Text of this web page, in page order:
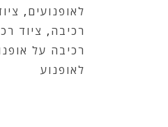
לאופנועים,
רכיבה, ציוד
רכיבה על
לאופנוע